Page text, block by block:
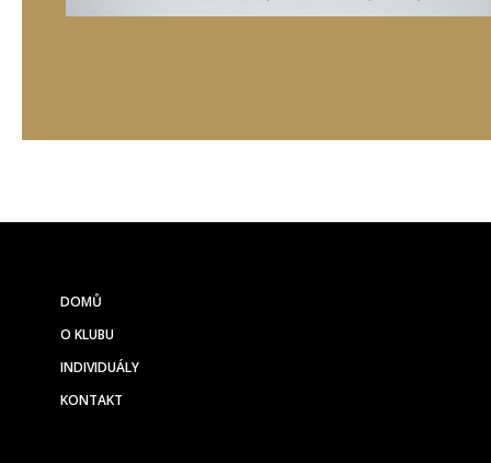
DOMŮ
O KLUBU
INDIVIDUÁLY
KONTAKT